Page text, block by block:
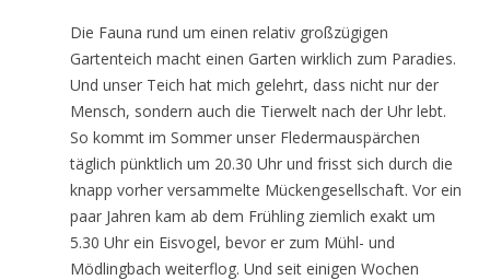
Die Fauna rund um einen relativ großzügigen
Gartenteich macht einen Garten wirklich zum Paradies.
Und unser Teich hat mich gelehrt, dass nicht nur der
Mensch, sondern auch die Tierwelt nach der Uhr lebt.
So kommt im Sommer unser Fledermauspärchen
täglich pünktlich um 20.30 Uhr und frisst sich durch die
knapp vorher versammelte Mückengesellschaft. Vor ein
paar Jahren kam ab dem Frühling ziemlich exakt um
5.30 Uhr ein Eisvogel, bevor er zum Mühl- und
Mödlingbach weiterflog. Und seit einigen Wochen